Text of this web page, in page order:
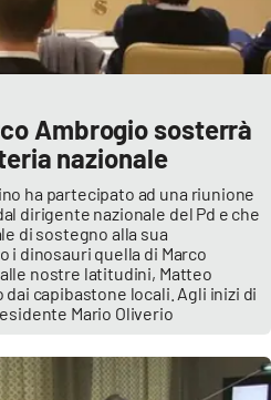
Ambrogio sosterrà
nazionale
ha partecipato ad una riunione
dirigente nazionale del Pd e che
di sostegno alla sua
i dinosauri quella di Marco
nostre latitudini, Matteo
capibastone locali. Agli inizi di
Mario Oliverio